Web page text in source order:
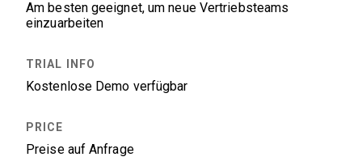
Am besten geeignet, um neue Vertriebsteams
einzuarbeiten
Kostenlose Demo verfügbar
Preise auf Anfrage